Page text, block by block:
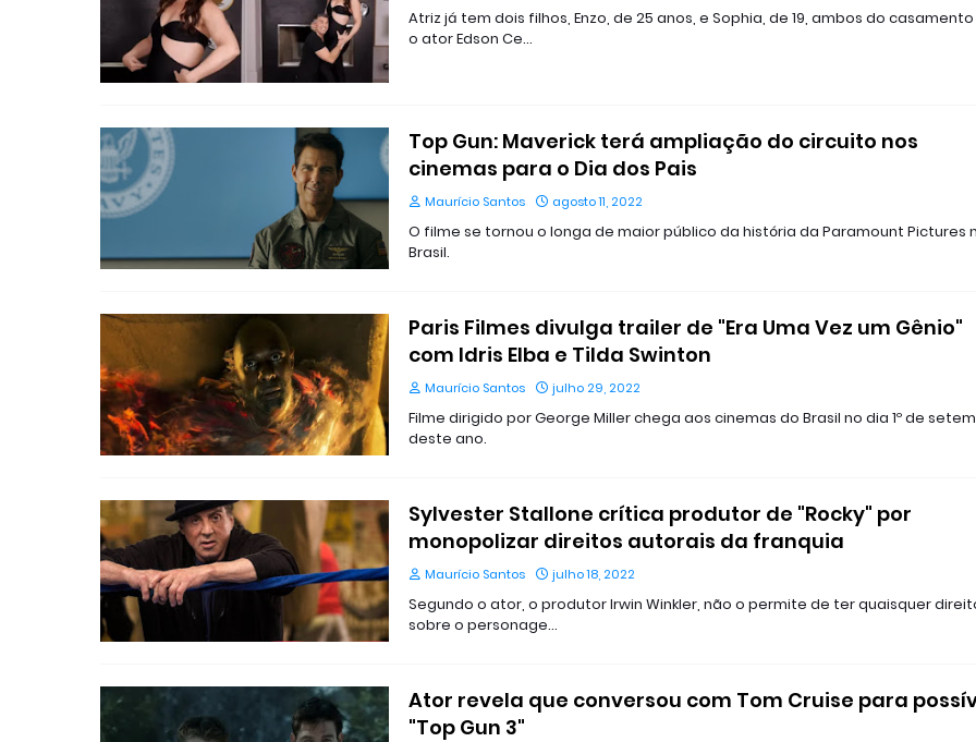
Atriz já tem dois filhos, Enzo, de 25 anos, e Sophia, de 19, ambos do
o ator Edson Ce…
Top Gun: Maverick terá ampliação do circuito nos
cinemas para o Dia dos Pais
Maurício Santos agosto 11, 2022
O filme se tornou o longa de maior público da história da Paramount Pictures
Brasil.
Paris Filmes divulga trailer de "Era Uma Vez um Gênio"
com Idris Elba e Tilda Swinton
Maurício Santos julho 29, 2022
Filme dirigido por George Miller chega aos cinemas do Brasil no dia 1º de
deste ano.
Sylvester Stallone crítica produtor de "Rocky" por
monopolizar direitos autorais da franquia
Maurício Santos julho 18, 2022
Segundo o ator, o produtor Irwin Winkler, não o permite de ter quaisquer
sobre o personage…
Ator revela que conversou com Tom Cruise para
"Top Gun 3"